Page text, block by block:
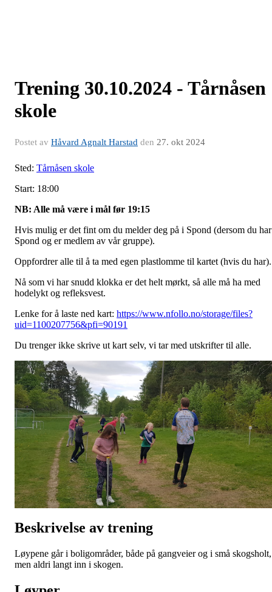
Trening 30.10.2024 - Tårnåsen
skole
Postet av Håvard Agnalt Harstad den 27. okt 2024
Sted: Tårnåsen skole
Start: 18:00
NB: Alle må være i mål før 19:15
Hvis mulig er det fint om du melder deg på i Spond (dersom du har
Spond og er medlem av vår gruppe).
Oppfordrer alle til å ta med egen plastlomme til kartet (hvis du har).
Nå som vi har snudd klokka er det helt mørkt, så alle må ha med
hodelykt og refleksvest.
Lenke for å laste ned kart: https://www.nfollo.no/storage/files?
uid=1100207756&pfi=90191
Du trenger ikke skrive ut kart selv, vi tar med utskrifter til alle.
Beskrivelse av trening
Løypene går i boligområder, både på gangveier og i små skogsholt,
men aldri langt inn i skogen.